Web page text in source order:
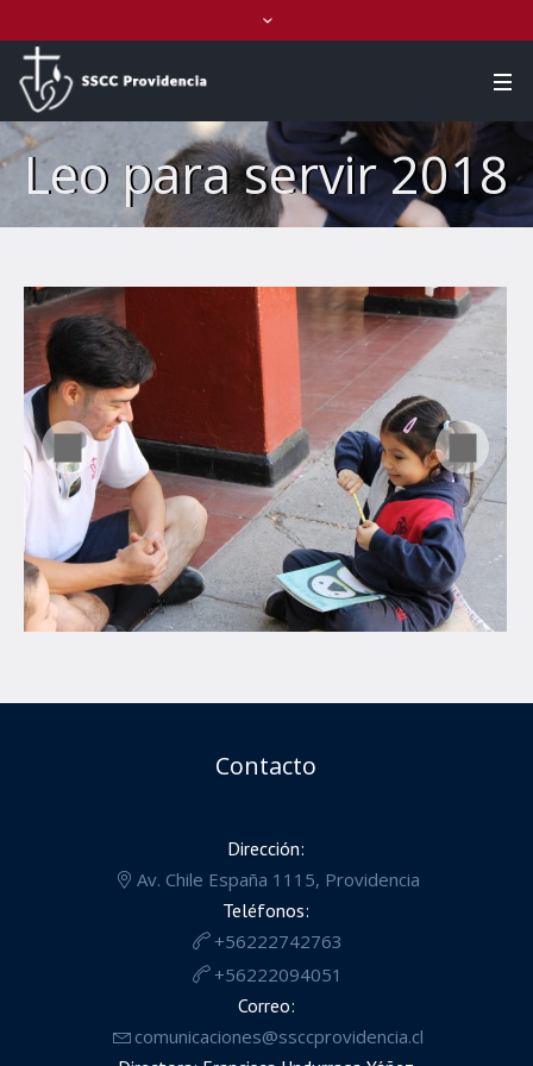
Leo para servir 2018
Contacto
Dirección:
Av. Chile España 1115, Providencia
Teléfonos:
+56222742763
+56222094051
Correo:
comunicaciones@ssccprovidencia.cl